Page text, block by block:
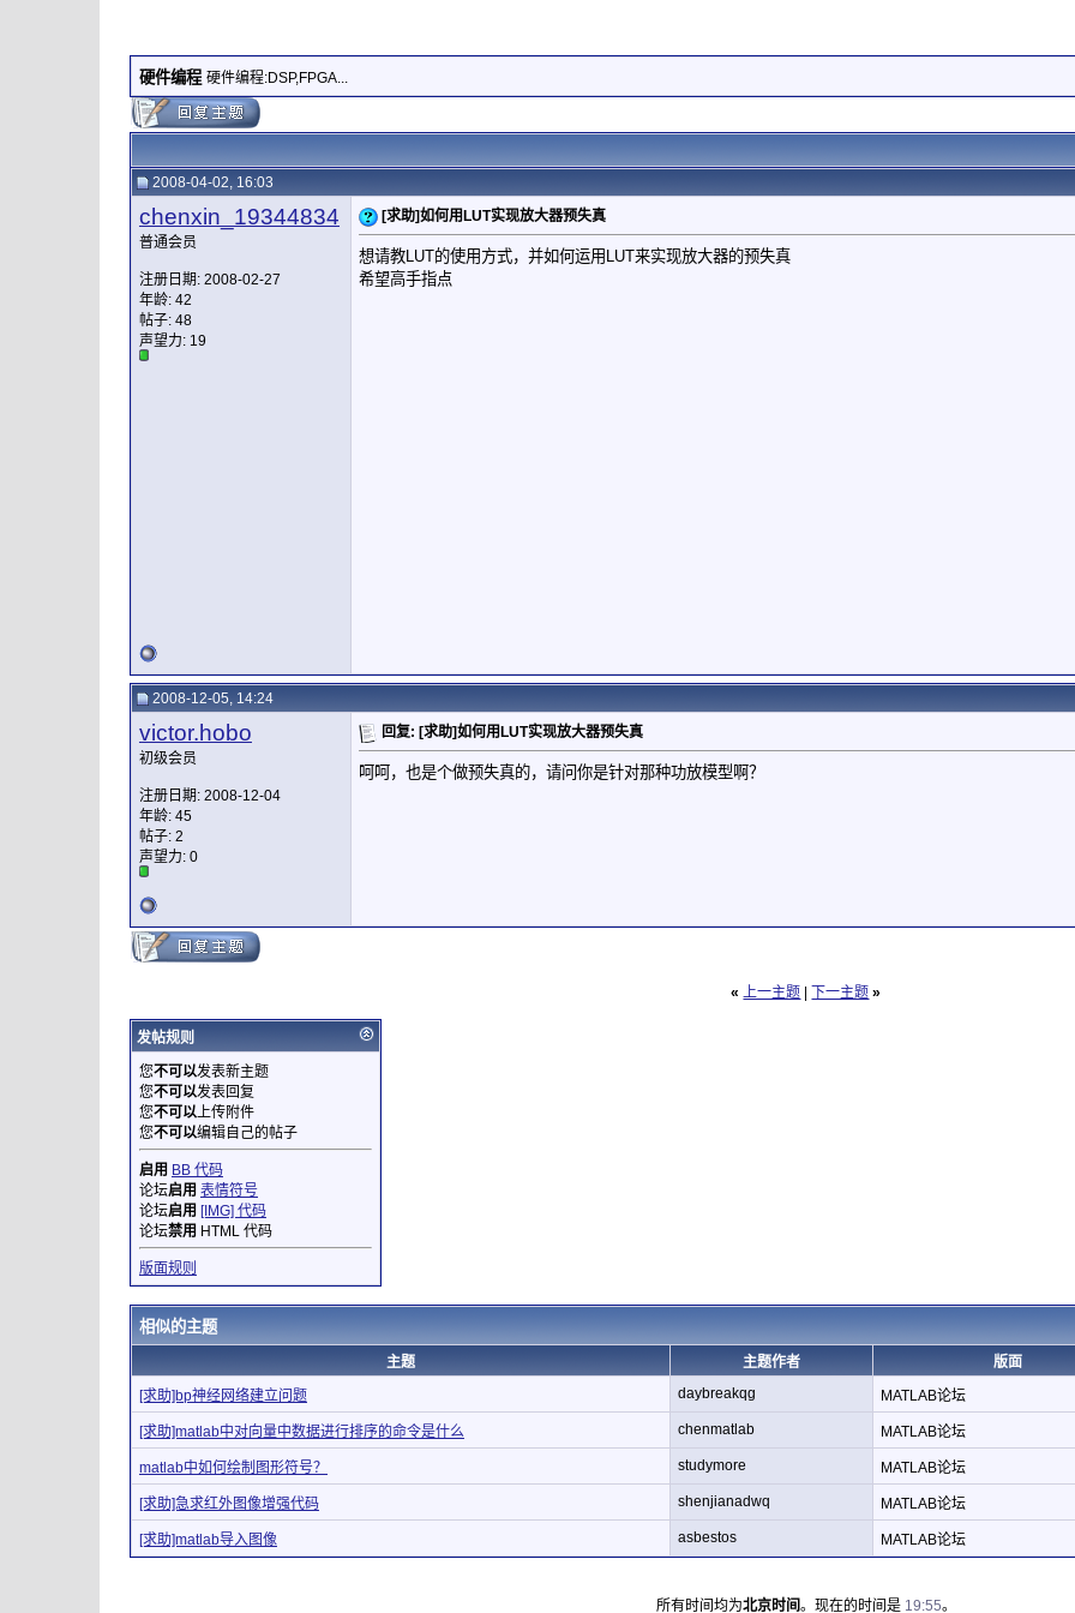
硬件编程 硬件编程:DSP,FPGA...
2008-04-02, 16:03
chenxin_19344834
普通会员
注册日期: 2008-02-27
年龄: 42
帖子: 48
声望力: 19
[求助]如何用LUT实现放大器预失真
想请教LUT的使用方式，并如何运用LUT来实现放大器的预失真
希望高手指点
2008-12-05, 14:24
victor.hobo
初级会员
注册日期: 2008-12-04
年龄: 45
帖子: 2
声望力: 0
回复: [求助]如何用LUT实现放大器预失真
呵呵，也是个做预失真的，请问你是针对那种功放模型啊？
« 上一主题 下一主题 »
发帖规则
您不可以发表新主题
您不可以发表回复
您不可以上传附件
您不可以编辑自己的帖子
启用 BB 代码
论坛启用 表情符号
论坛启用 [IMG] 代码
论坛禁用 HTML 代码
版面规则
相似的主题
主题 主题作者
版面
[求助]bp神经网络建立问题
daybreakqg MATLAB论坛
[求助]matlab中对向量中数据进行排序的命令是什么 chenmatlab MATLAB论坛
matlab中如何绘制图形符号？ studymore MATLAB论坛
[求助]急求红外图像增强代码 shenjianadwq MATLAB论坛
[求助]matlab导入图像 asbestos MATLAB论坛
所有时间均为北京时间。现在的时间是 19:55。